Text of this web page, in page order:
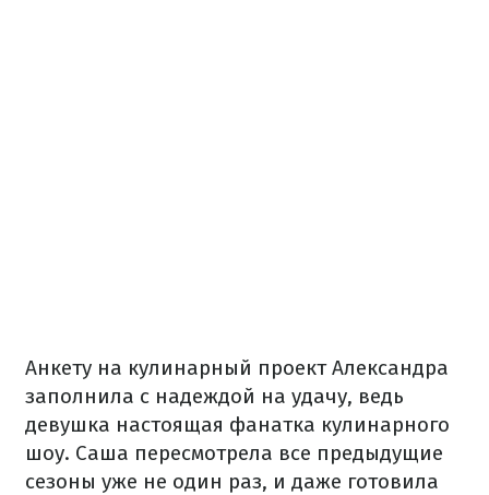
Анкету на кулинарный проект Александра
заполнила с надеждой на удачу, ведь
девушка настоящая фанатка кулинарного
шоу. Саша пересмотрела все предыдущие
сезоны уже не один раз, и даже готовила